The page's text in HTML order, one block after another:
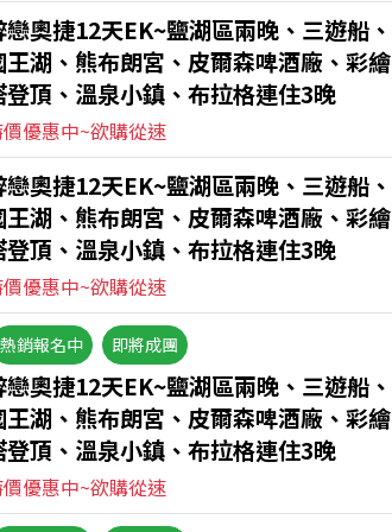
戀奧捷12天EK~鹽湖區兩晚、三遊船、
王湖、熊布朗宮、皮爾森啤酒廠、彩繪
登頂、溫泉小鎮、布拉格連住3晚
優惠中~欲購從速
戀奧捷12天EK~鹽湖區兩晚、三遊船、
王湖、熊布朗宮、皮爾森啤酒廠、彩繪
登頂、溫泉小鎮、布拉格連住3晚
優惠中~欲購從速
熱銷報名中 即將成團
戀奧捷12天EK~鹽湖區兩晚、三遊船、
王湖、熊布朗宮、皮爾森啤酒廠、彩繪
登頂、溫泉小鎮、布拉格連住3晚
優惠中~欲購從速